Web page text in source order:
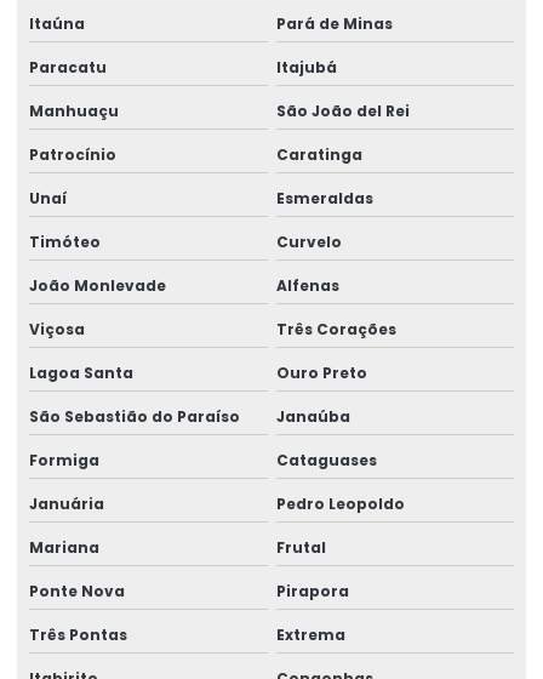
Montagem e desmontagem de ponte rolante
Montagem de ponte rolante
Montagem de talha elétrica
Montagem Técnica De Sistemas De Elevação
Motor elétrico para ponte rolante
Motor para ponte rolante
Motor redutor para ponte rolante
Painel elétrico para ponte rolante
Painel elétrico para talha
Peças para ponte rolante
Peças para ponte rolante swf
Peças para pontes rolantes de qualquer marca
Itaúna Pará de Minas
Paracatu Itajubá
Manhuaçu São João del Rei
Patrocínio Caratinga
Unaí Esmeraldas
Timóteo Curvelo
João Monlevade Alfenas
Viçosa Três Corações
Lagoa Santa Ouro Preto
São Sebastião do Paraíso Janaúba
Formiga Cataguases
Januária Pedro Leopoldo
Mariana Frutal
Ponte Nova Pirapora
Três Pontas Extrema